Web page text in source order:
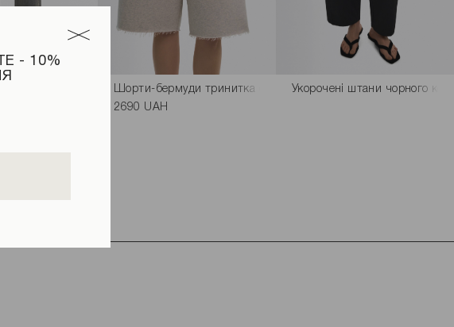
- 10%
сіро-блакитного кольоруШорти-бермуди тринитка світло-сірого кольору
2690 UAH
Укорочені штани чорного